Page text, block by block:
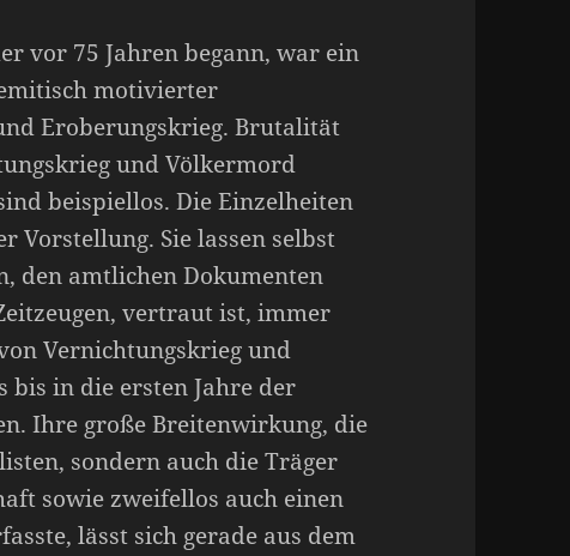
vor 75 Jahren begann, war ein
motivierter
Eroberungskrieg. Brutalität
und Völkermord
beispiellos. Die Einzelheiten
Vorstellung. Sie lassen selbst
den amtlichen Dokumenten
vertraut ist, immer
Vernichtungskrieg und
bis in die ersten Jahre der
Ihre große Breitenwirkung, die
sondern auch die Träger
sowie zweifellos auch einen
lässt sich gerade aus dem